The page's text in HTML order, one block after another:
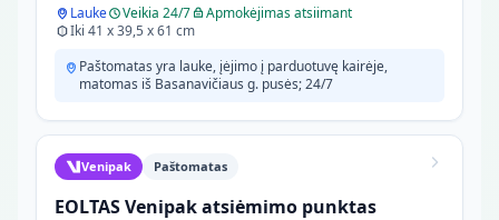
Lauke Veikia 24/7
Apmokėjimas atsiimant
Iki 41 x 39,5 x 61 cm
Paštomatas yra lauke, įėjimo į parduotuvę kairėje,
matomas iš Basanavičiaus g. pusės; 24/7
Venipak Paštomatas
EOLTAS Venipak atsiėmimo punktas